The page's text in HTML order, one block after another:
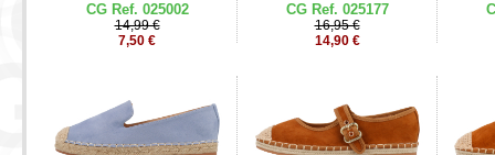
CG Ref. 025002
14,99 €
7,50 €
CG Ref. 025177
16,95 €
14,90 €